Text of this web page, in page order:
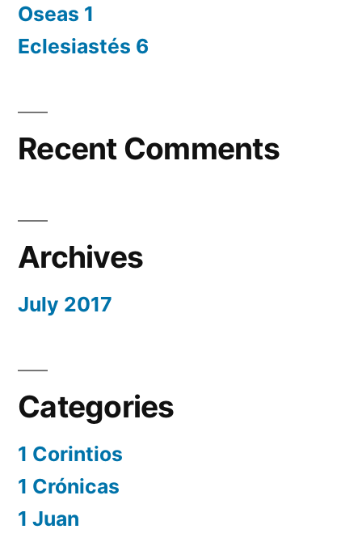
Oseas 1
Eclesiastés 6
Recent Comments
Archives
July 2017
Categories
1 Corintios
1 Crónicas
1 Juan